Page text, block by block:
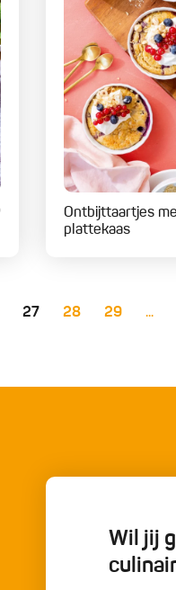
Ontbijttaartjes
plattekaas
27 28 29 ...
Wil jij